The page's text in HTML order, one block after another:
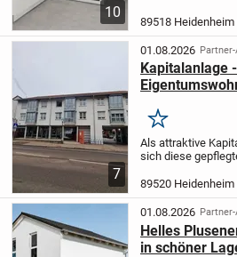
10
Verhandlungsbasis
Verkauf steht ein
89518 Heidenheim
7
01.08.2026
Kapitalanlage
Merken
Als attraktive
sich diese
im Jahr 2002
Konzept des
89520 Heidenheim
01.08.2026
Helles
in schöner